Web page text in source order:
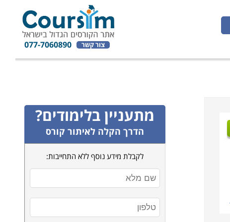
צור קשר 077-7060890
מתעניין בלימודים?
הדרך הקלה לאיתור קורס
לקבלת מידע נוסף ללא התחייבות: